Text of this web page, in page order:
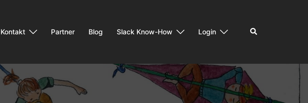
Kontakt Partner Blog Slack Know-How Login Suchen